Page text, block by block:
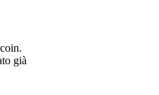
già